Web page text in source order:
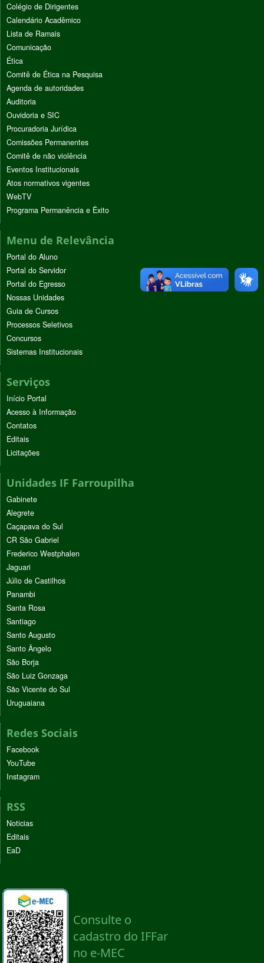
Colégio de Dirigentes
Calendário Acadêmico
Lista de Ramais
Comunicação
Ética
Comitê de Ética na Pesquisa
Agenda de autoridades
Auditoria
Ouvidoria e SIC
Procuradoria Jurídica
Comissões Permanentes
Comitê de não violência
Eventos Institucionais
Atos normativos vigentes
WebTV
Programa Permanência e Êxito
Menu de Relevância
Portal do Aluno
Portal do Servidor
Portal do Egresso
Nossas Unidades
Guia de Cursos
Processos Seletivos
Concursos
Sistemas Institucionais
Serviços
Início Portal
Acesso à Informação
Contatos
Editais
Licitações
Unidades IF Farroupilha
Gabinete
Alegrete
Caçapava do Sul
CR São Gabriel
Frederico Westphalen
Jaguari
Júlio de Castilhos
Panambi
Santa Rosa
Santiago
Santo Augusto
Santo Ângelo
São Borja
São Luiz Gonzaga
São Vicente do Sul
Uruguaiana
Redes Sociais
Facebook
YouTube
Instagram
RSS
Noticias
Editais
EaD